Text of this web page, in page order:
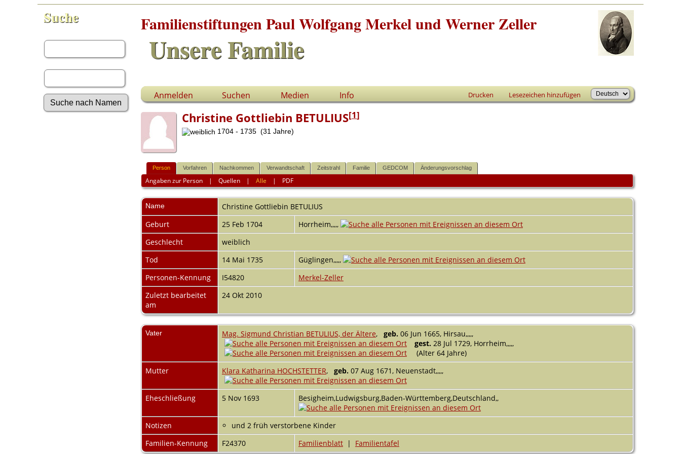
Suche Familienstiftungen Paul Wolfgang Merkel und Werner Zeller
Unsere Familie
Anmelden Suchen Medien Info Drucken Lesezeichen hinzufügen
Christine Gottliebin BETULIUS[1]
1704 - 1735 (31 Jahre)
Person Vorfahren Nachkommen Verwandtschaft Zeitstrahl Familie GEDCOM Änderungsvorschlag
Angaben zur Person |Quellen |Alle | PDF
Name Christine Gottliebin BETULIUS
Geburt
25 Feb 1704
Horrheim,,,,,
Geschlecht
weiblich
Tod
14 Mai 1735
Güglingen,,,,,
Personen-Kennung
I54820
Merkel-Zeller
Zuletzt bearbeitet
am
24 Okt 2010
Vater Mag. Sigmund Christian BETULIUS, der Ältere, geb. 06 Jun 1665, Hirsau,,,,,
gest. 28 Jul 1729, Horrheim,,,,,
(Alter 64 Jahre)
Mutter
Klara Katharina HOCHSTETTER, geb. 07 Aug 1671, Neuenstadt,,,,,
Eheschließung 5 Nov 1693 Besigheim,Ludwigsburg,Baden-Württemberg,Deutschland,,
Notizen
und 2 früh verstorbene Kinder
Familien-Kennung
F24370 Familienblatt| Familientafel